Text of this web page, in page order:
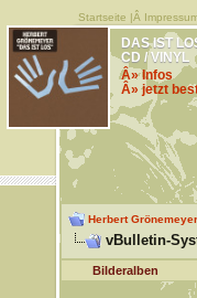
Startseite |Â
DAS IST
CD / VINYL
Â» Infos
Â» jetzt
Herbert
vBulletin-
Bilderalben